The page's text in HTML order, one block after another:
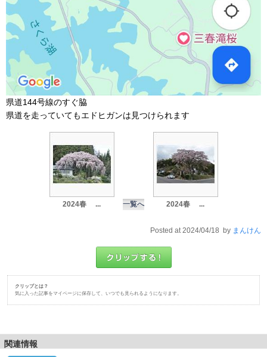
県道144号線のすぐ脇
県道を走っていてもエドヒガンは見つけられます
2024春 ... 一覧へ 2024春 ...
Posted at 2024/04/18 by まんけん
クリップとは？
気に入った記事をマイページに保存して、いつでも見られるようになります。
関連情報